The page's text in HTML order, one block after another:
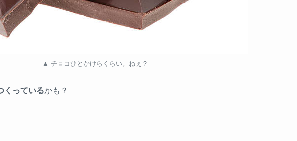
▲ チョコひとかけらくらい。ねぇ？
くっているかも？